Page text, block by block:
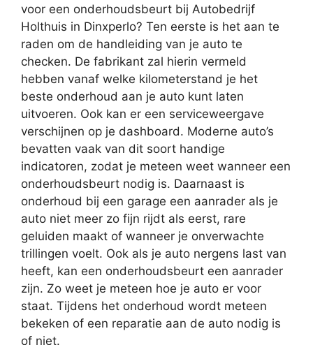
voor een onderhoudsbeurt bij Autobedrijf
Holthuis in Dinxperlo? Ten eerste is het aan te
raden om de handleiding van je auto te
checken. De fabrikant zal hierin vermeld
hebben vanaf welke kilometerstand je het
beste onderhoud aan je auto kunt laten
uitvoeren. Ook kan er een serviceweergave
verschijnen op je dashboard. Moderne auto’s
bevatten vaak van dit soort handige
indicatoren, zodat je meteen weet wanneer een
onderhoudsbeurt nodig is. Daarnaast is
onderhoud bij een garage een aanrader als je
auto niet meer zo fijn rijdt als eerst, rare
geluiden maakt of wanneer je onverwachte
trillingen voelt. Ook als je auto nergens last van
heeft, kan een onderhoudsbeurt een aanrader
zijn. Zo weet je meteen hoe je auto er voor
staat. Tijdens het onderhoud wordt meteen
bekeken of een reparatie aan de auto nodig is
of niet.